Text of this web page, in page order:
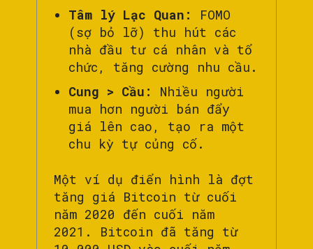
Tâm lý Lạc Quan:
FOMO
(sợ bỏ lỡ) thu hút các
nhà đầu tư cá nhân và tổ
chức, tăng cường nhu cầu.
Cung > Cầu:
Nhiều người
mua hơn người bán đẩy
giá lên cao, tạo ra một
chu kỳ tự củng cố.
Một ví dụ điển hình là đợt
tăng giá Bitcoin từ cuối
năm 2020 đến cuối năm
2021. Bitcoin đã tăng từ